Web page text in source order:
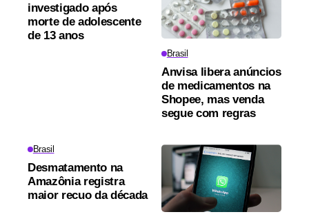
investigado após
morte de adolescente
de 13 anos
Brasil
Anvisa libera anúncios
de medicamentos na
Shopee, mas venda
segue com regras
Brasil
Desmatamento na
Amazônia registra
maior recuo da década